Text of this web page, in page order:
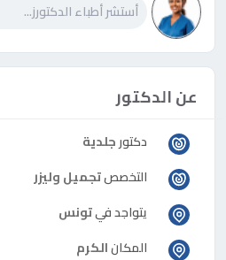
عن الدكتور
دكتورجلدية
التخصصتجميل وليزر
يتواجد فيتونس
المكانالكرم